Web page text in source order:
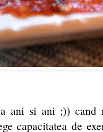
ani si ani ;)) cand
capacitatea de